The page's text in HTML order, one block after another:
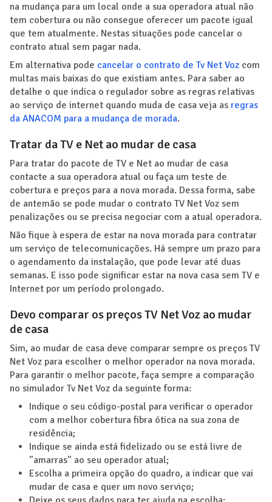
na mudança para um local onde a sua operadora atual não
tem cobertura ou não consegue oferecer um pacote igual
que tem atualmente. Nestas situações pode cancelar o
contrato atual sem pagar nada.
Em alternativa pode cancelar o contrato de Tv Net Voz com
multas mais baixas do que existiam antes. Para saber ao
detalhe o que indica o regulador sobre as regras relativas
ao serviço de internet quando muda de casa veja as regras
da ANACOM para a mudança de morada.
Tratar da TV e Net ao mudar de casa
Para tratar do pacote de TV e Net ao mudar de casa
contacte a sua operadora atual ou faça um teste de
cobertura e preços para a nova morada. Dessa forma, sabe
de antemão se pode mudar o contrato TV Net Voz sem
penalizações ou se precisa negociar com a atual operadora.
Não fique à espera de estar na nova morada para contratar
um serviço de telecomunicações. Há sempre um prazo para
o agendamento da instalação, que pode levar até duas
semanas. E isso pode significar estar na nova casa sem TV e
Internet por um período prolongado.
Devo comparar os preços TV Net Voz ao mudar
de casa
Sim, ao mudar de casa deve comparar sempre os preços TV
Net Voz para escolher o melhor operador na nova morada.
Para garantir o melhor pacote, faça sempre a comparação
no simulador Tv Net Voz da seguinte forma:
Indique o seu código-postal para verificar o operador
com a melhor cobertura fibra ótica na sua zona de
residência;
Indique se ainda está fidelizado ou se está livre de
"amarras" ao seu operador atual;
Escolha a primeira opção do quadro, a indicar que vai
mudar de casa e quer um novo serviço;